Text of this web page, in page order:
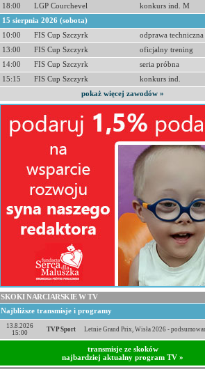
18:00
LGP Courchevel
konkurs ind. M
15 sierpnia 2026 (sobota)
10:00
FIS Cup Szczyrk
odprawa techniczna
13:00
FIS Cup Szczyrk
oficjalny trening
14:00
FIS Cup Szczyrk
seria próbna
15:15
FIS Cup Szczyrk
konkurs ind.
pokaż więcej zawodów »
SKOKI NARCIARSKIE W TV
Najbliższe transmisje i programy
13.8.2026
15:00
TVP Sport Letnie Grand Prix, Wisła 2026 -
transmisje ze skoków
najbardziej aktualny program TV »